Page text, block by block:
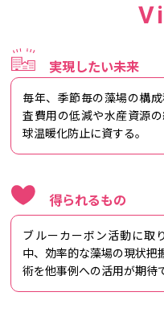
実現したい未来
毎年、季節毎の藻場の構
査費用の低減や水産資源
球温暖化防止に資する。
得られるもの
ブルーカーボン活動に取
中、効率的な藻場の現状把
術を他事例への活用が期待